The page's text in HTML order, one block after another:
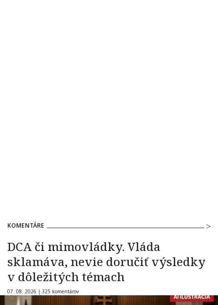
KOMENTÁRE
DCA či mimovládky. Vláda
sklamáva, nevie doručiť výsledky
v dôležitých témach
07. 08. 2026 | 325 komentárov